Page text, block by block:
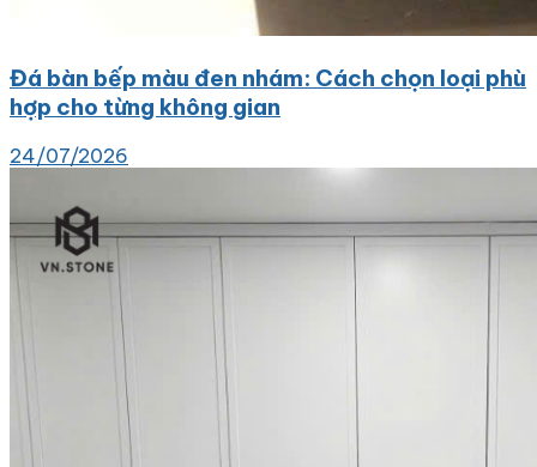
Đá bàn bếp màu đen nhám: Cách chọn loại phù
hợp cho từng không gian
24/07/2026